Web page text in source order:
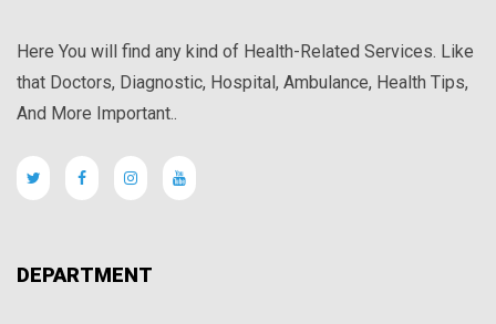
Here You will find any kind of Health-Related Services. Like
that Doctors, Diagnostic, Hospital, Ambulance, Health Tips,
And More Important..
DEPARTMENT